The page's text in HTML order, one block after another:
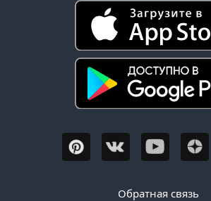
Обратная связь